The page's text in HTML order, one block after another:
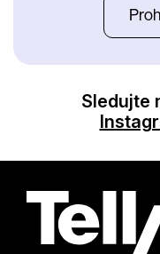
Sledujte